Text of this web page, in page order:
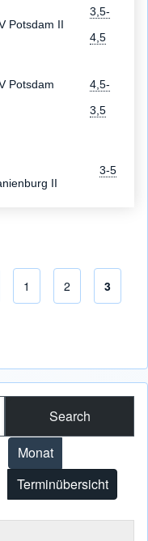
Potsdam II
3,5-
4,5
Potsdam
4,5-
3,5
II
3-5
Seite
1 Seite
2 3
Monat
Terminübersicht